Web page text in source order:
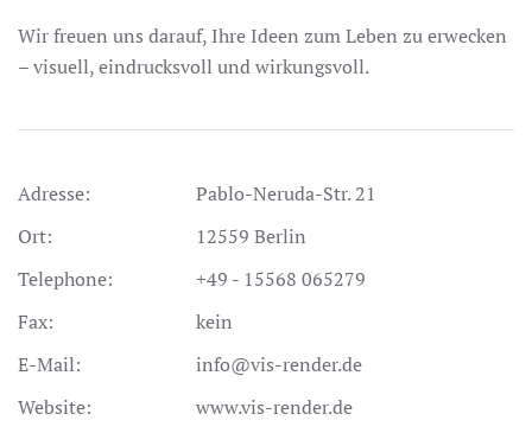
Wir freuen uns darauf, Ihre Ideen zum Leben zu erwecken
– visuell, eindrucksvoll und wirkungsvoll.
Adresse:
Pablo-Neruda-Str. 21
Ort:
12559 Berlin
Telephone:
+49 - 15568 065279
Fax:
kein
E-Mail:
info@vis-render.de
Website:
www.vis-render.de